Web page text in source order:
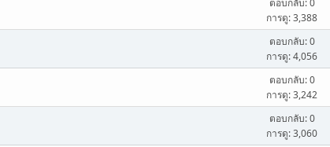
การดู: 3,388
ตอบกลับ: 0
การดู: 4,056
ตอบกลับ: 0
การดู: 3,242
ตอบกลับ: 0
การดู: 3,060